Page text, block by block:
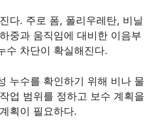
다. 주로 폼, 폴리우레탄, 비닐
중과 움직임에 대비한 이음부
수 차단이 확실해진다.
누수를 확인하기 위해 비나 물
업 범위를 정하고 보수 계획을
획이 필요하다.